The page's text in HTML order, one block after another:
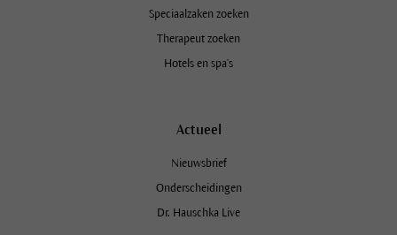
Speciaalzaken zoeken
Therapeut zoeken
Hotels en spa's
Actueel
Nieuwsbrief
Onderscheidingen
Dr. Hauschka Live